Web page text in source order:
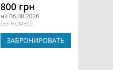
800 грн
на 06.08.2026
(за номер)
ЗАБРОНИРОВАТЬ